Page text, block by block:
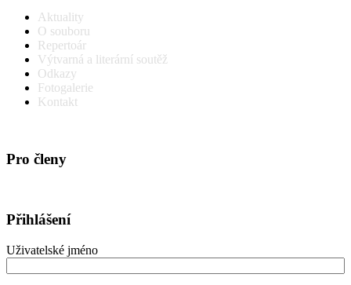
Aktuality
O souboru
Repertoár
Výtvarná a literární soutěž
Odkazy
Fotogalerie
Kontakt
Pro členy
Přihlášení
Uživatelské jméno